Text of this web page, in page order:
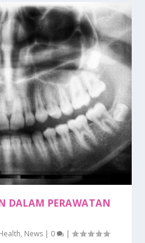
DALAM PERAWATAN
, News | 0 |